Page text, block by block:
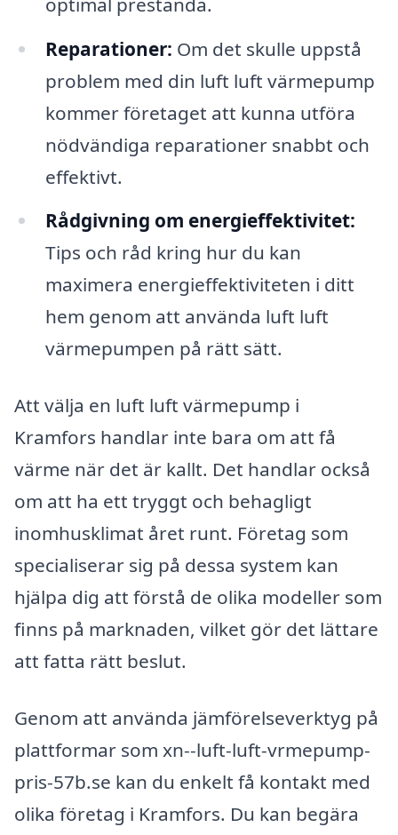
Reparationer: Om det skulle uppstå
problem med din luft luft värmepump
kommer företaget att kunna utföra
nödvändiga reparationer snabbt och
effektivt.
Rådgivning om energieffektivitet:
Tips och råd kring hur du kan
maximera energieffektiviteten i ditt
hem genom att använda luft luft
värmepumpen på rätt sätt.
Att välja en luft luft värmepump i
Kramfors handlar inte bara om att få
värme när det är kallt. Det handlar också
om att ha ett tryggt och behagligt
inomhusklimat året runt. Företag som
specialiserar sig på dessa system kan
hjälpa dig att förstå de olika modeller som
finns på marknaden, vilket gör det lättare
att fatta rätt beslut.
Genom att använda jämförelseverktyg på
plattformar som xn--luft-luft-vrmepump-
pris-57b.se kan du enkelt få kontakt med
olika företag i Kramfors. Du kan begära